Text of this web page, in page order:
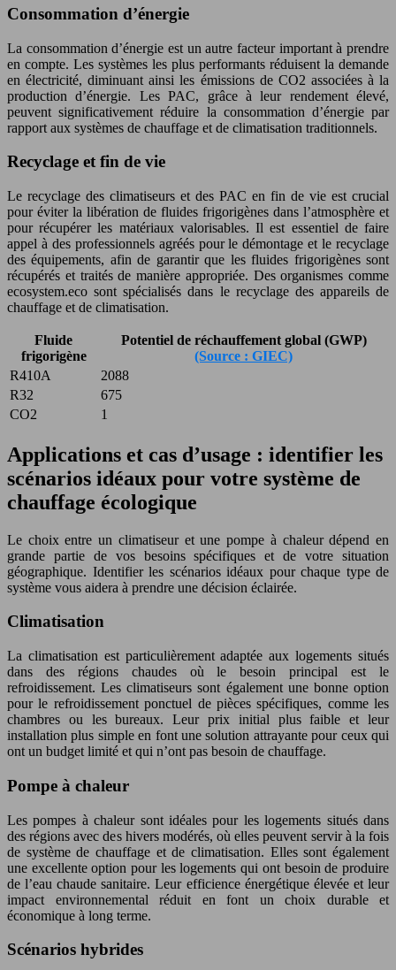
Consommation d’énergie
La consommation d’énergie est un autre facteur important à prendre
en compte. Les systèmes les plus performants réduisent la demande
en électricité, diminuant ainsi les émissions de CO2 associées à la
production d’énergie. Les PAC, grâce à leur rendement élevé,
peuvent significativement réduire la consommation d’énergie par
rapport aux systèmes de chauffage et de climatisation traditionnels.
Recyclage et fin de vie
Le recyclage des climatiseurs et des PAC en fin de vie est crucial
pour éviter la libération de fluides frigorigènes dans l’atmosphère et
pour récupérer les matériaux valorisables. Il est essentiel de faire
appel à des professionnels agréés pour le démontage et le recyclage
des équipements, afin de garantir que les fluides frigorigènes sont
récupérés et traités de manière appropriée. Des organismes comme
ecosystem.eco sont spécialisés dans le recyclage des appareils de
chauffage et de climatisation.
Fluide
frigorigène
Potentiel de réchauffement global (GWP)
(Source : GIEC)
R410A
2088
R32
675
CO2
1
Applications et cas d’usage : identifier les
scénarios idéaux pour votre système de
chauffage écologique
Le choix entre un climatiseur et une pompe à chaleur dépend en
grande partie de vos besoins spécifiques et de votre situation
géographique. Identifier les scénarios idéaux pour chaque type de
système vous aidera à prendre une décision éclairée.
Climatisation
La climatisation est particulièrement adaptée aux logements situés
dans des régions chaudes où le besoin principal est le
refroidissement. Les climatiseurs sont également une bonne option
pour le refroidissement ponctuel de pièces spécifiques, comme les
chambres ou les bureaux. Leur prix initial plus faible et leur
installation plus simple en font une solution attrayante pour ceux qui
ont un budget limité et qui n’ont pas besoin de chauffage.
Pompe à chaleur
Les pompes à chaleur sont idéales pour les logements situés dans
des régions avec des hivers modérés, où elles peuvent servir à la fois
de système de chauffage et de climatisation. Elles sont également
une excellente option pour les logements qui ont besoin de produire
de l’eau chaude sanitaire. Leur efficience énergétique élevée et leur
impact environnemental réduit en font un choix durable et
économique à long terme.
Scénarios hybrides